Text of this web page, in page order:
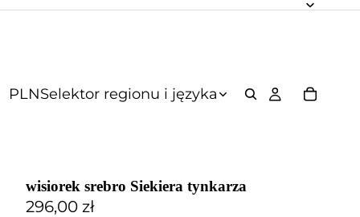
PLNSelektor regionu i języka
wisiorek srebro Siekiera tynkarza
296,00 zł